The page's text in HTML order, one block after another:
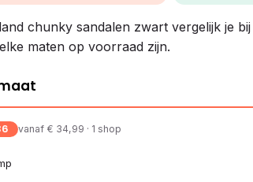
chunky sandalen zwart vergelijk je
maten op voorraad zijn.
vanaf € 34,99 · 1 shop